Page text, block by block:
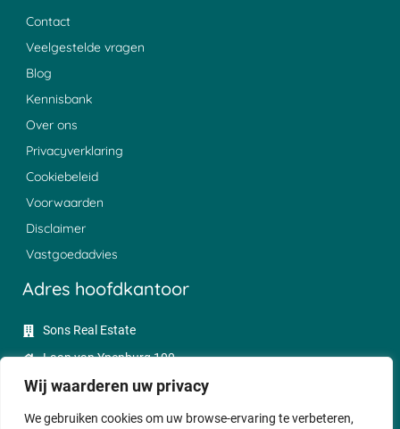
Wij waarderen uw privacy
We gebruiken cookies om uw browse-ervaring te verbeteren,
Contact
Veelgestelde vragen
Blog
Kennisbank
Over ons
Privacyverklaring
Cookiebeleid
Voorwaarden
Disclaimer
Vastgoedadvies
Adres hoofdkantoor
Sons Real Estate
Laan van Ypenburg 100
2497 GC Den Haag
085 - 0047350